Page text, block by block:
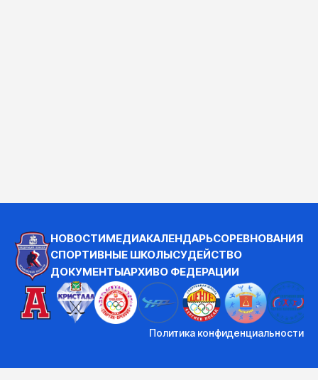
НОВОСТИМЕДИАКАЛЕНДАРЬСОРЕВНОВАНИЯ
СПОРТИВНЫЕ ШКОЛЫСУДЕЙСТВО
ДОКУМЕНТЫАРХИВО ФЕДЕРАЦИИ
Политика конфиденциальности